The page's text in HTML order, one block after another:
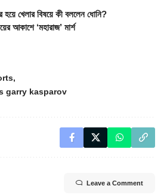
খেলার বিষয়ে কী বললেন ধোনি?
‘মহারাজ’ মার্শ
garry kasparov
Leave a Comment